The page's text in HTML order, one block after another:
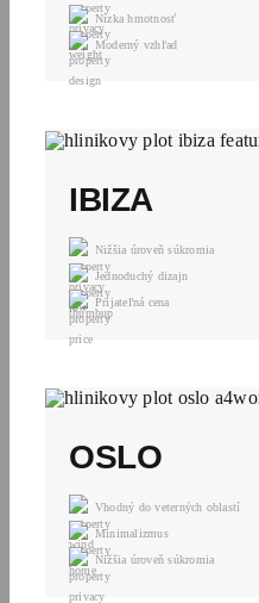
Nízka hmotnosť
Moderný vzhľad
IBIZA
Nižšia úroveň súkromia
Jednoduchý dizajn
Prijateľná cena
OSLO
Vhodný do veterných oblastí
Minimalizmus
Nižšia úroveň súkromia